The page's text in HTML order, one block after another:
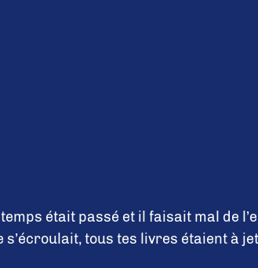
était passé et il faisait mal de
tous tes livres étaient à